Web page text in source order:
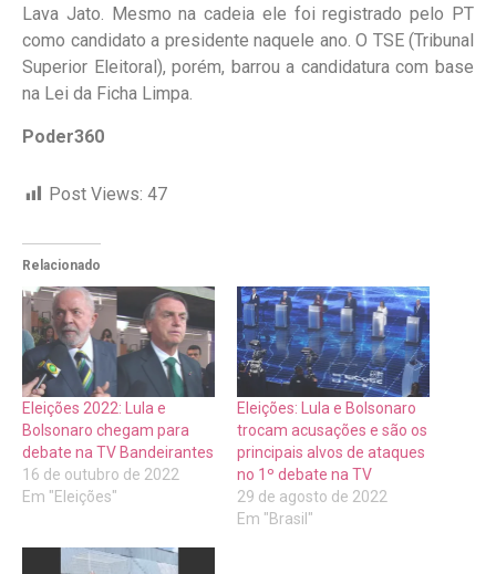
Lava Jato. Mesmo na cadeia ele foi registrado pelo PT
como candidato a presidente naquele ano. O TSE (Tribunal
Superior Eleitoral), porém, barrou a candidatura com base
na Lei da Ficha Limpa.
Poder360
Post Views: 47
Relacionado
Eleições 2022: Lula e
Bolsonaro chegam para
debate na TV Bandeirantes
16 de outubro de 2022
Em "Eleições"
Eleições: Lula e Bolsonaro
trocam acusações e são os
principais alvos de ataques
no 1º debate na TV
29 de agosto de 2022
Em "Brasil"